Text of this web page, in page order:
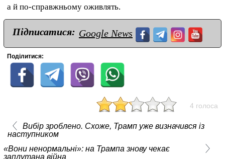
а й по-справжньому оживлять.
Підписатися: Google News
Поділитися:
4 голоса
Вибір зроблено. Схоже, Трамп уже визначився із
наступником
«Вони ненормальні»: на Трампа знову чекає
заплутана війна